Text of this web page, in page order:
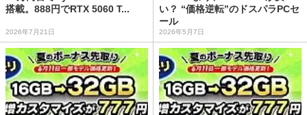
搭載。888円でRTX 5060 T...
2026年7月21日
い？ “価格逆転”のドスパラPCセ
ール
2026年5月7日